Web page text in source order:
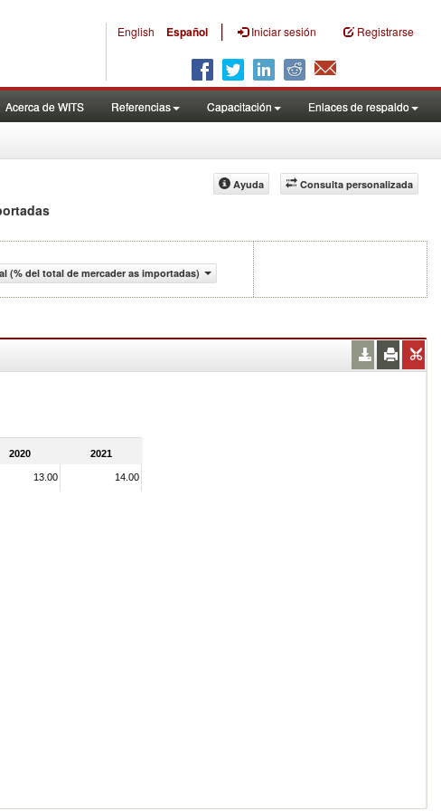
English Español | Iniciar sesión Registrarse
Acerca de WITS Referencias Capacitación Enlaces de respaldo
Consulta personalizada
Ayuda
(% del total de mercader as importadas)
2020 2021
13.00 14.00